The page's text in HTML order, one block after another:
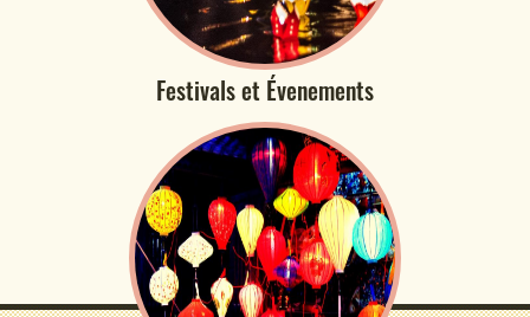
Festivals et Évenements